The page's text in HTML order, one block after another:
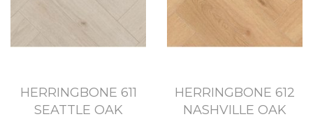
HERRINGBONE 611
SEATTLE OAK
HERRINGBONE 612
NASHVILLE OAK